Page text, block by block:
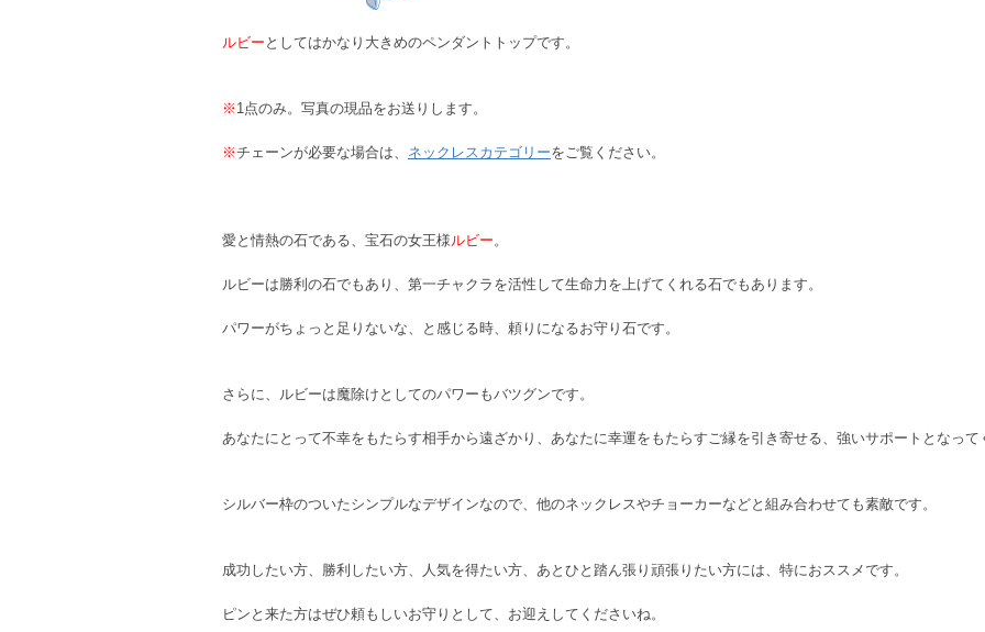
ルビー としてはかなり大きめのペンダントトップです。
※ 1点のみ。写真の現品をお送りします。
※チェーンが必要な場合は、 ネックレスカテゴリーをご覧ください。
愛と情熱の石である、宝石の女王様ルビー。
ルビーは勝利の石でもあり、第一チャクラを活性して生命力を上げてくれる石でもあります。
パワーがちょっと足りないな、と感じる時、頼りになるお守り石です。
さらに、ルビーは魔除けとしてのパワーもバツグンです。
あなたにとって不幸をもたらす相手から遠ざかり、あなたに幸運をもたらすご縁を引き寄せる、強いサポートとなって
シルバー枠のついたシンプルなデザインなので、他のネックレスやチョーカーなどと組み合わせても素敵です。
成功したい方、勝利したい方、人気を得たい方、あとひと踏ん張り頑張りたい方には、特におススメです。
ピンと来た方はぜひ頼もしいお守りとして、お迎えしてくださいね。